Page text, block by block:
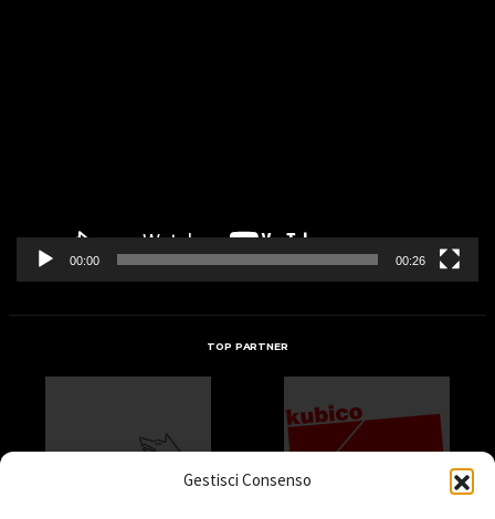
Gestisci Consenso
00:00 00:26
TOP PARTNER